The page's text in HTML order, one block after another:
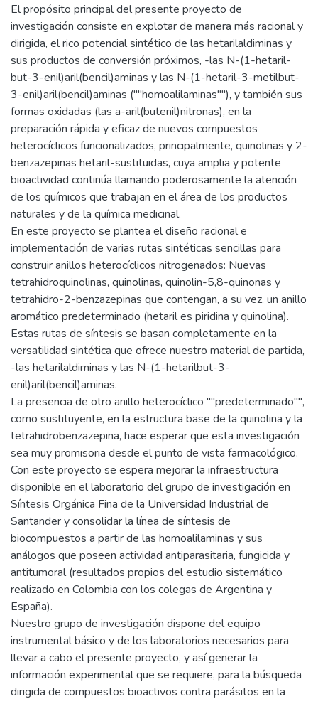
El propósito principal del presente proyecto de
investigación consiste en explotar de manera más racional y
dirigida, el rico potencial sintético de las hetarilaldiminas y
sus productos de conversión próximos, -las N-(1-hetaril-
but-3-enil)aril(bencil)aminas y las N-(1-hetaril-3-metilbut-
3-enil)aril(bencil)aminas (""homoalilaminas""), y también sus
formas oxidadas (las a-aril(butenil)nitronas), en la
preparación rápida y eficaz de nuevos compuestos
heterocíclicos funcionalizados, principalmente, quinolinas y 2-
benzazepinas hetaril-sustituidas, cuya amplia y potente
bioactividad continúa llamando poderosamente la atención
de los químicos que trabajan en el área de los productos
naturales y de la química medicinal.
En este proyecto se plantea el diseño racional e
implementación de varias rutas sintéticas sencillas para
construir anillos heterocíclicos nitrogenados: Nuevas
tetrahidroquinolinas, quinolinas, quinolin-5,8-quinonas y
tetrahidro-2-benzazepinas que contengan, a su vez, un anillo
aromático predeterminado (hetaril es piridina y quinolina).
Estas rutas de síntesis se basan completamente en la
versatilidad sintética que ofrece nuestro material de partida,
-las hetarilaldiminas y las N-(1-hetarilbut-3-
enil)aril(bencil)aminas.
La presencia de otro anillo heterocíclico ""predeterminado"",
como sustituyente, en la estructura base de la quinolina y la
tetrahidrobenzazepina, hace esperar que esta investigación
sea muy promisoria desde el punto de vista farmacológico.
Con este proyecto se espera mejorar la infraestructura
disponible en el laboratorio del grupo de investigación en
Síntesis Orgánica Fina de la Universidad Industrial de
Santander y consolidar la línea de síntesis de
biocompuestos a partir de las homoalilaminas y sus
análogos que poseen actividad antiparasitaria, fungicida y
antitumoral (resultados propios del estudio sistemático
realizado en Colombia con los colegas de Argentina y
España).
Nuestro grupo de investigación dispone del equipo
instrumental básico y de los laboratorios necesarios para
llevar a cabo el presente proyecto, y así generar la
información experimental que se requiere, para la búsqueda
dirigida de compuestos bioactivos contra parásitos en la